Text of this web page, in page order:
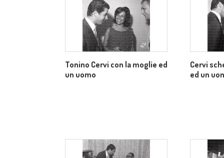
Tonino Cervi con la moglie ed
un uomo
Cervi
ed un